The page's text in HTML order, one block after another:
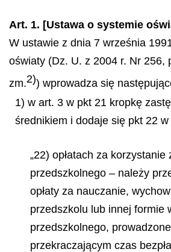
Art. 1. [Ustawa o systemie
W ustawie z dnia 7 września
oświaty (Dz. U. z 2004 r. Nr 256,
zm.2)) wprowadza się
1) w art. 3 w pkt 21 kropkę
średnikiem i dodaje się pkt 22
„22) opłatach za
przedszkolnego – należy
opłaty za nauczanie,
przedszkolu lub innej formie
przedszkolnego,
przekraczającym czas